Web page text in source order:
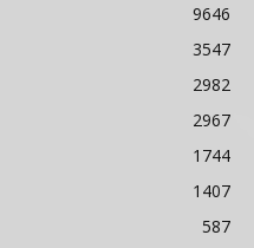
9646
3547
2982
2967
1744
1407
587